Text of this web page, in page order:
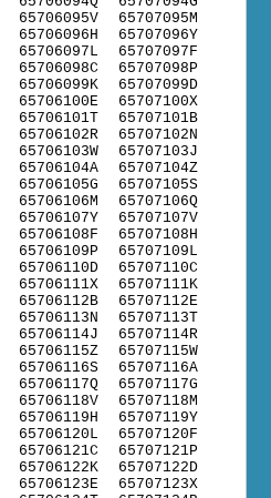
65706095V
65706096H
65706097L
65706098C
65706099K
65706100E
65706101T
65706102R
65706103W
65706104A
65706105G
65706106M
65706107Y
65706108F
65706109P
65706110D
65706111X
65706112B
65706113N
65706114J
65706115Z
65706116S
65706117Q
65706118V
65706119H
65706120L
65706121C
65706122K
65706123E
65707095M
65707096Y
65707097F
65707098P
65707099D
65707100X
65707101B
65707102N
65707103J
65707104Z
65707105S
65707106Q
65707107V
65707108H
65707109L
65707110C
65707111K
65707112E
65707113T
65707114R
65707115W
65707116A
65707117G
65707118M
65707119Y
65707120F
65707121P
65707122D
65707123X